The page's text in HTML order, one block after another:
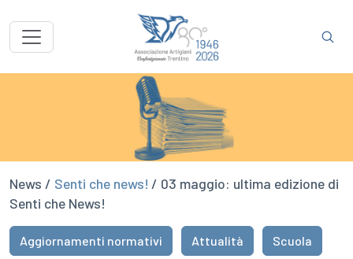
News / Senti che news! / 03 maggio: ultima edizione di
Senti che News!
Aggiornamenti normativi Attualità Scuola